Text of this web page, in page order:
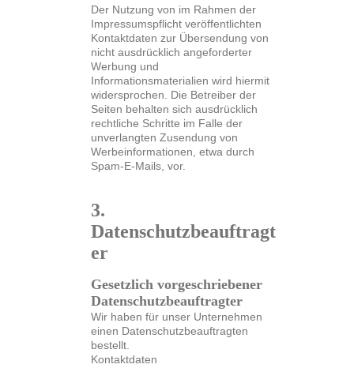
Der Nutzung von im Rahmen der
Impressumspflicht veröffentlichten
Kontaktdaten zur Übersendung von
nicht ausdrücklich angeforderter
Werbung und
Informationsmaterialien wird hiermit
widersprochen. Die Betreiber der
Seiten behalten sich ausdrücklich
rechtliche Schritte im Falle der
unverlangten Zusendung von
Werbeinformationen, etwa durch
Spam-E-Mails, vor.
3.
Datenschutzbeauftragt
er
Gesetzlich vorgeschriebener
Datenschutzbeauftragter
Wir haben für unser Unternehmen
einen Datenschutzbeauftragten
bestellt.
Kontaktdaten